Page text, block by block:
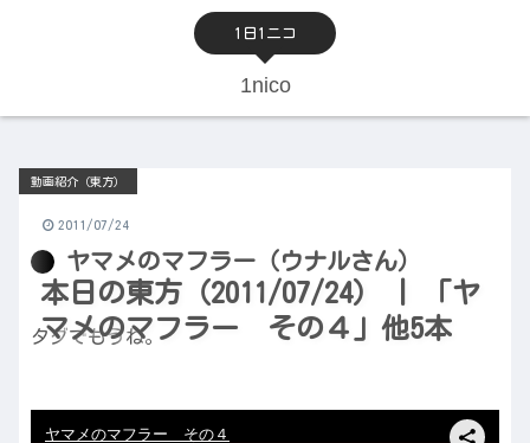
1日1ニコ
1nico
本日の東方（2011/07/24） | 「ヤ
マメのマフラー その４」他5本
動画紹介（東方）
2011/07/24
ヤマメのマフラー（ウナルさん）
タグでもうね。